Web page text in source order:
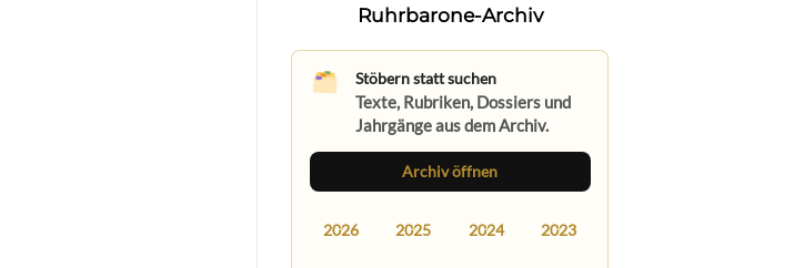
Ruhrbarone-Archiv
Stöbern statt suchen
Texte, Rubriken, Dossiers und
Jahrgänge aus dem Archiv.
Archiv öffnen
2026 2025 2024 2023